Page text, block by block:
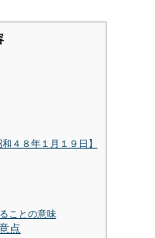
４８年１月１９日】
ことの意味
点